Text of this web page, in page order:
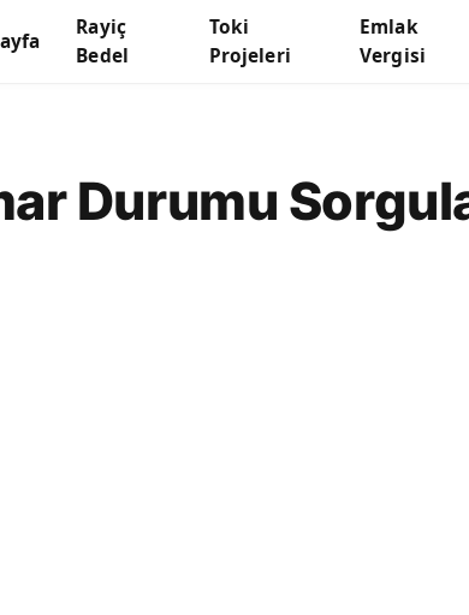
Rayiç
Bedel
Toki
Projeleri
Emlak
Vergisi
Durumu